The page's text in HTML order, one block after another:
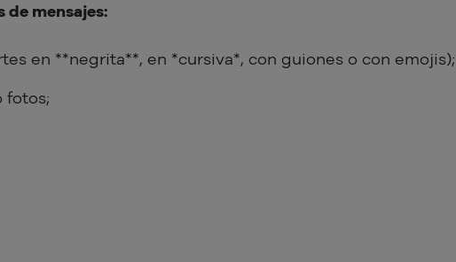
mensajes:
en **negrita**, en *cursiva*, con guiones o con emojis);
fotos;